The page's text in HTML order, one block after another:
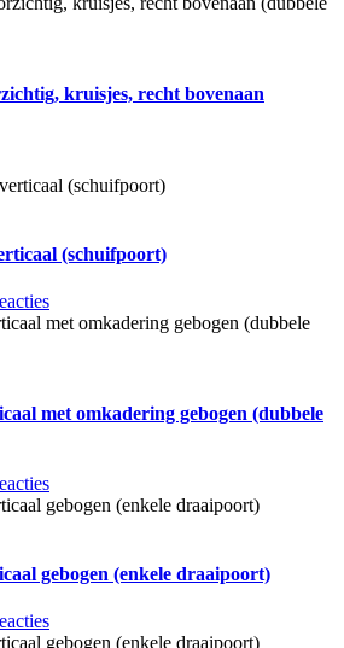
kruisjes, recht bovenaan
(schuifpoort)
met omkadering gebogen (dubbele
gebogen (enkele draaipoort)